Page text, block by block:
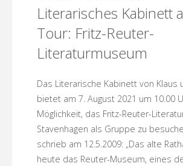
Ulla
Literarisches Kabinett
Tour: Fritz-Reuter-
Literaturmuseum
Das Literarische Kabinett von Klaus
bietet am 7. August 2021 um 10.00
Möglichkeit, das Fritz-Reuter-
Stavenhagen als Gruppe zu
schrieb am 12.5.2009: „Das alte
heute das Reuter-Museum, eines